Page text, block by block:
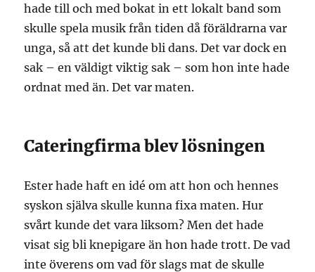
hade till och med bokat in ett lokalt band som
skulle spela musik från tiden då föräldrarna var
unga, så att det kunde bli dans. Det var dock en
sak – en väldigt viktig sak – som hon inte hade
ordnat med än. Det var maten.
Cateringfirma blev lösningen
Ester hade haft en idé om att hon och hennes
syskon själva skulle kunna fixa maten. Hur
svårt kunde det vara liksom? Men det hade
visat sig bli knepigare än hon hade trott. De vad
inte överens om vad för slags mat de skulle